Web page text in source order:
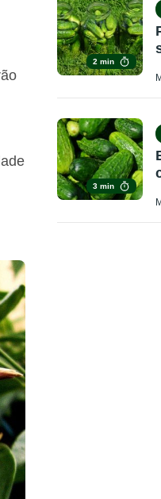
2 min
3 min